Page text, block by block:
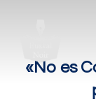
«No es